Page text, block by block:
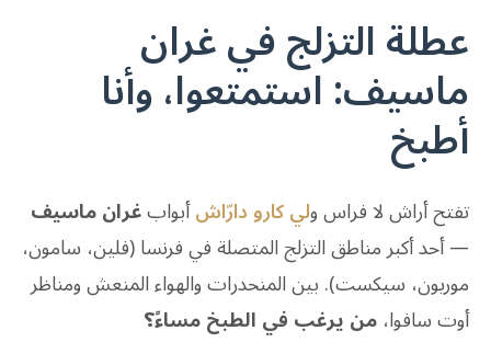
عطلة التزلج في غران
ماسيف: استمتعوا، وأنا
أطبخ
تفتح أراش لا فراس ولي كارو دارّاشأبوابغران ماسيف
— أحد أكبر مناطق التزلج المتصلة في فرنسا (فلين، سامون،
موريون، سيكست). بين المنحدرات والهواء المنعش ومناظر
أوت سافوا،من يرغب في الطبخ مساءً؟